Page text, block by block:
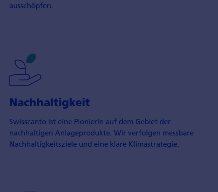
ausschöpfen.
Nachhaltigkeit
Swisscanto ist eine Pionierin auf dem Gebiet der
nachhaltigen Anlageprodukte. Wir verfolgen messbare
Nachhaltigkeitsziele und eine klare Klimastrategie.